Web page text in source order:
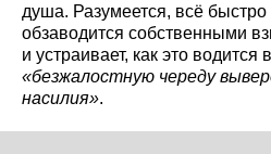
душа. Разумеется, всё
обзаводится собственными
и устраивает, как это
«безжалостную череду
насилия».